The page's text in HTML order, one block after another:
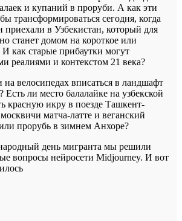
и купаний в проруби. А как эти
трансформироваться сегодня, когда
приехали в Узбекистан, который для
станет домом на короткое или
И как старые прибаутки могут
реалиями и контекстом 21 века?
велосипедах вписаться в ландшафт
Есть ли место балалайке на узбекской
красную икру в поезде Ташкент-
матча-латте и веганский
прорубь в зимнем Анхоре?
день мигранта мы решили
вопросы нейросети Midjourney. И вот